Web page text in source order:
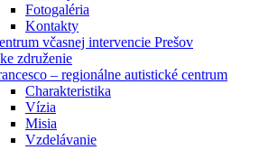
Fotogaléria
Kontakty
včasnej intervencie Prešov
združenie
– regionálne autistické centrum
Charakteristika
Vízia
Misia
Vzdelávanie